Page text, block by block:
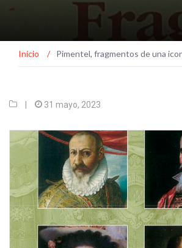
Inicio / Pimentel, fragmentos de una
| 31 mayo, 2023